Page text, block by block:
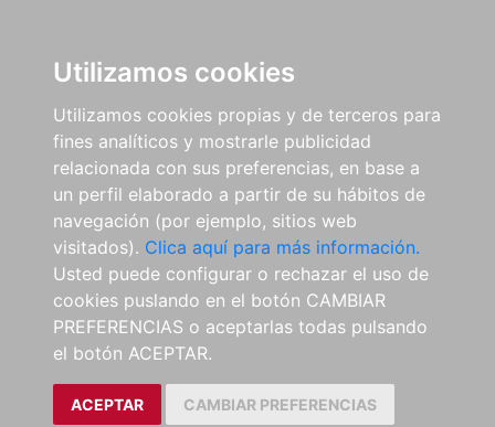
Utilizamos cookies
Utilizamos cookies propias y de terceros para
fines analíticos y mostrarle publicidad
relacionada con sus preferencias, en base a
un perfil elaborado a partir de su hábitos de
navegación (por ejemplo, sitios web
visitados). Clica aquí para más información.
Usted puede configurar o rechazar el uso de
cookies puslando en el botón CAMBIAR
PREFERENCIAS o aceptarlas todas pulsando
el botón ACEPTAR.
ACEPTAR CAMBIAR PREFERENCIAS